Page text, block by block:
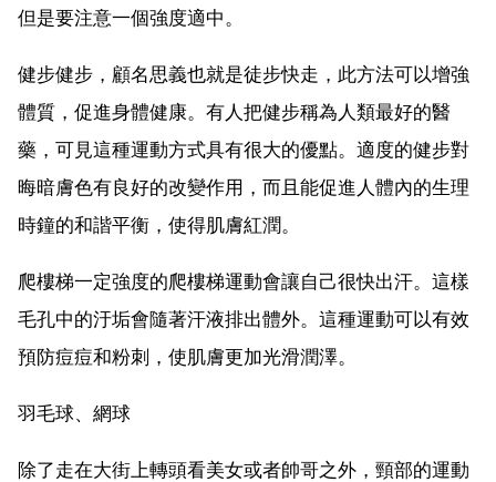
但是要注意一個強度適中。
健步健步，顧名思義也就是徒步快走，此方法可以增強
體質，促進身體健康。有人把健步稱為人類最好的醫
藥，可見這種運動方式具有很大的優點。適度的健步對
晦暗膚色有良好的改變作用，而且能促進人體內的生理
時鐘的和諧平衡，使得肌膚紅潤。
爬樓梯一定強度的爬樓梯運動會讓自己很快出汗。這樣
毛孔中的汙垢會隨著汗液排出體外。這種運動可以有效
預防痘痘和粉刺，使肌膚更加光滑潤澤。
羽毛球、網球
除了走在大街上轉頭看美女或者帥哥之外，頸部的運動